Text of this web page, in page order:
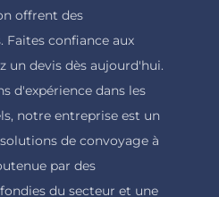
offrent des
Faites confiance aux
un devis dès aujourd'hui.
d'expérience dans les
notre entreprise est un
de convoyage à
par des
du secteur et une